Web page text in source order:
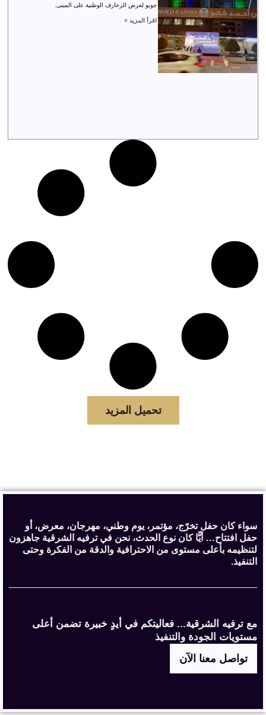
جوبو لعرض الزخارف الوطنية على المبنى.
اقرأ المزيد >
تحميل المزيد
سواء كان حفل تخرّج، مؤتمر، يوم وطني، مهرجان، معرض، أو
حفل افتتاح… أيًّا كان نوع الحدث، نحن في ترفيه الشرقية جاهزون
لتنظيمه بأعلى مستوى من الاحترافية والدقة من الفكرة وحتى
التنفيذ.
مع ترفيه الشرقية... فعاليتكم في أيدٍ خبيرة تضمن أعلى
مستويات الجودة والتنفيذ
تواصل معنا الآن